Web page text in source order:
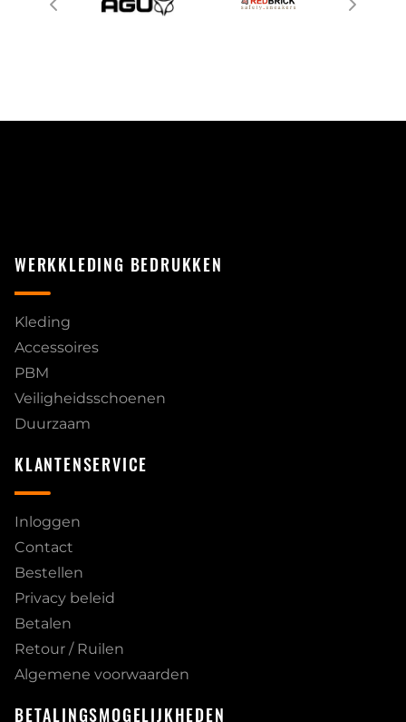
WERKKLEDING BEDRUKKEN
Kleding
Accessoires
PBM
Veiligheidsschoenen
Duurzaam
KLANTENSERVICE
Inloggen
Contact
Bestellen
Privacy beleid
Betalen
Retour / Ruilen
Algemene voorwaarden
BETALINGSMOGELIJKHEDEN